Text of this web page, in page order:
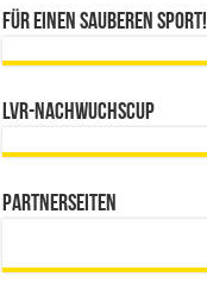
Für einen sauberen Sport!
LVR-Nachwuchscup
Partnerseiten